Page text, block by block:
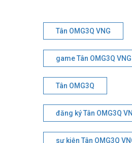
Tân OMG3Q VNG
game Tân OMG3Q VNG
Tân OMG3Q
đăng ký Tân OMG3Q
sự kiện Tân OMG3Q